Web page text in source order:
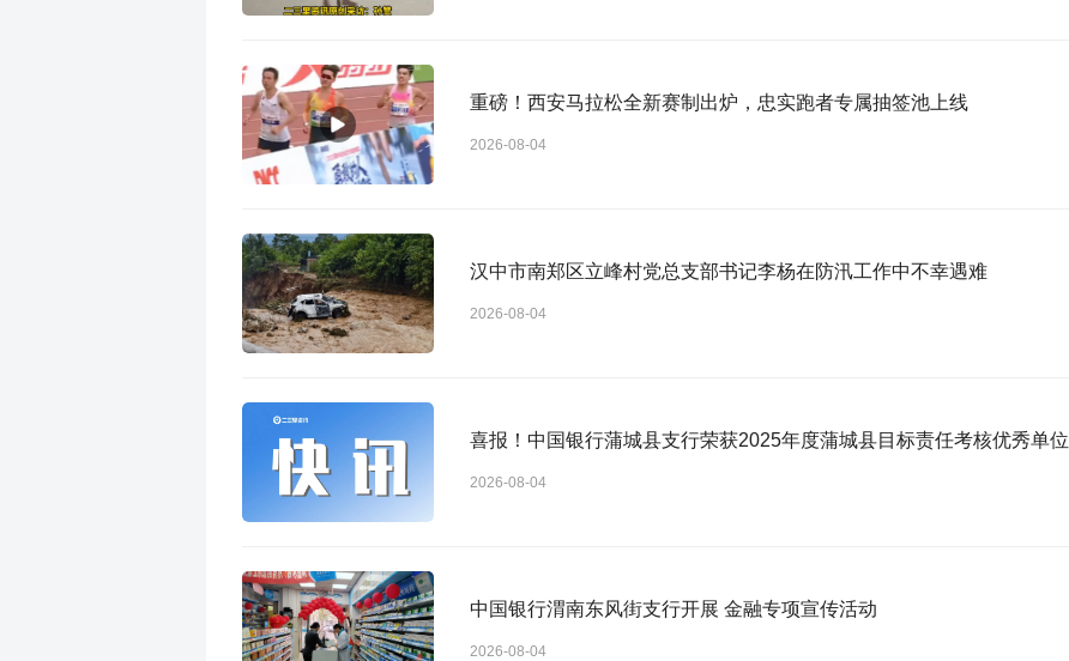
重磅！西安马拉松全新赛制出炉，忠实跑者专属抽签池上线
2026-08-04
汉中市南郑区立峰村党总支部书记李杨在防汛工作中不幸遇难
2026-08-04
喜报！中国银行蒲城县支行荣获2025年度蒲城县目标责任考核优秀单位
2026-08-04
中国银行渭南东风街支行开展 金融专项宣传活动
2026-08-04